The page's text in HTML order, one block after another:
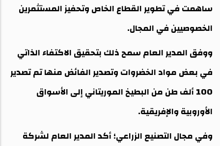
ساهمت في تطوير القطاع الخاص وتحفيز المستثمرين
الخصوصيين في المجال.
‎ووفق المدير العام سمح ذلك بتحقيق الاكتفاء الذاتي
في بعض مواد الخضروات وتصدير الفائض منها تم تصدير
100 ألف طن من البطيخ الموريتاني إلى الأسواق
الأوروبية والإفريقية.
‎وفي مجال التصنيع الزراعي؛ أكد المدير العام لشركة